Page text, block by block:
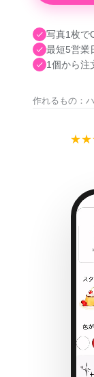
写真1枚で
最短5営業
1個から注
作れるもの：